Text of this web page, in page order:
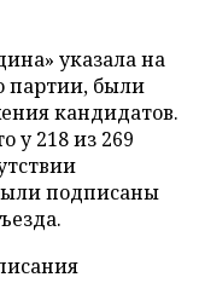
указала на
партии, были
кандидатов.
у 218 из 269
подписаны